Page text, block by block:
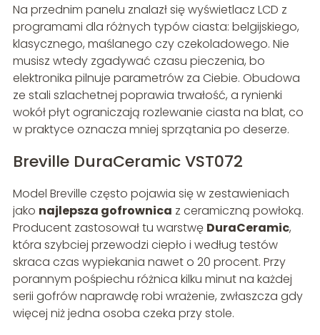
Na przednim panelu znalazł się wyświetlacz LCD z
programami dla różnych typów ciasta: belgijskiego,
klasycznego, maślanego czy czekoladowego. Nie
musisz wtedy zgadywać czasu pieczenia, bo
elektronika pilnuje parametrów za Ciebie. Obudowa
ze stali szlachetnej poprawia trwałość, a rynienki
wokół płyt ograniczają rozlewanie ciasta na blat, co
w praktyce oznacza mniej sprzątania po deserze.
Breville DuraCeramic VST072
Model Breville często pojawia się w zestawieniach
jako najlepsza gofrownica z ceramiczną powłoką.
Producent zastosował tu warstwę DuraCeramic,
która szybciej przewodzi ciepło i według testów
skraca czas wypiekania nawet o 20 procent. Przy
porannym pośpiechu różnica kilku minut na każdej
serii gofrów naprawdę robi wrażenie, zwłaszcza gdy
więcej niż jedna osoba czeka przy stole.